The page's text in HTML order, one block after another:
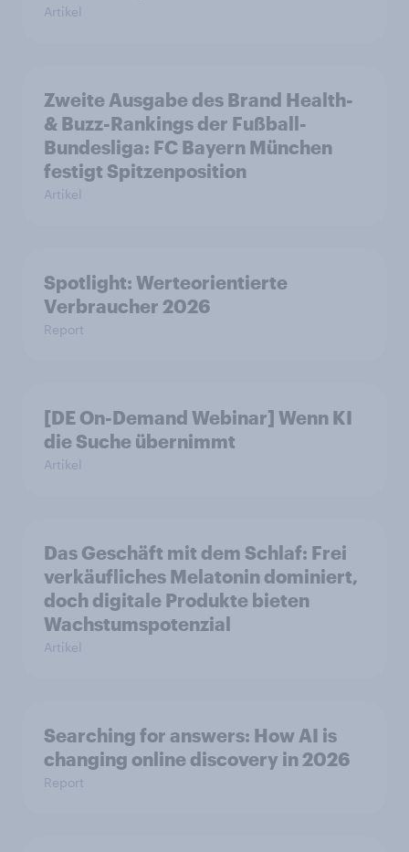
Artikel
Zweite Ausgabe des Brand Health-
& Buzz-Rankings der Fußball-
Bundesliga: FC Bayern München
festigt Spitzenposition
Artikel
Spotlight: Werteorientierte
Verbraucher 2026
Report
[DE On-Demand Webinar] Wenn KI
die Suche übernimmt
Artikel
Das Geschäft mit dem Schlaf: Frei
verkäufliches Melatonin dominiert,
doch digitale Produkte bieten
Wachstumspotenzial
Artikel
Searching for answers: How AI is
changing online discovery in 2026
Report